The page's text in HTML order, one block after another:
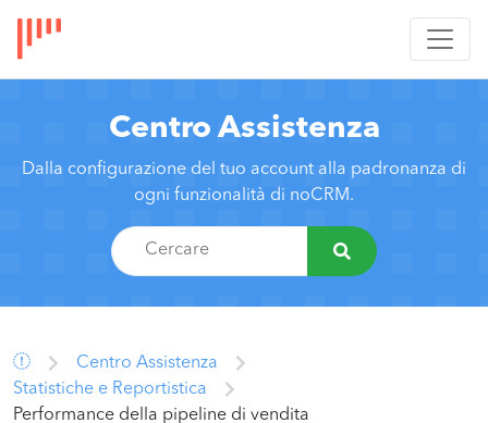
Centro Assistenza
Dalla configurazione del tuo account alla padronanza di
ogni funzionalità di noCRM.
Centro Assistenza
Statistiche e Reportistica
Performance della pipeline di vendita